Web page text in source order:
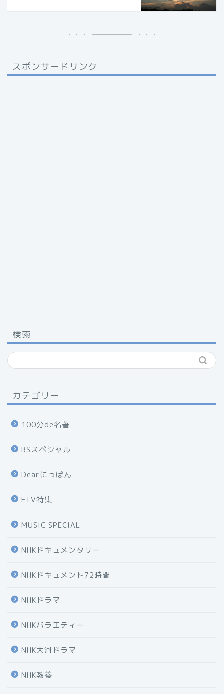
スポンサードリンク
検索
カテゴリー
100分de名著
BSスペシャル
Dearにっぽん
ETV特集
MUSIC SPECIAL
NHKドキュメンタリー
NHKドキュメント72時間
NHKドラマ
NHKバラエティー
NHK大河ドラマ
NHK教養